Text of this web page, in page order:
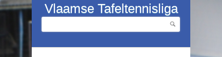
Overslaan en naar de inhoud gaan
Vlaamse Tafeltennisliga
Zoekveld